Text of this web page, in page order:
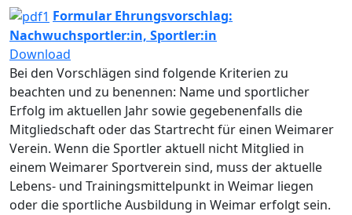
Formular Ehrungsvorschlag:
Nachwuchsportler:in, Sportler:in
Download
Bei den Vorschlägen sind folgende Kriterien zu
beachten und zu benennen: Name und sportlicher
Erfolg im aktuellen Jahr sowie gegebenenfalls die
Mitgliedschaft oder das Startrecht für einen Weimarer
Verein. Wenn die Sportler aktuell nicht Mitglied in
einem Weimarer Sportverein sind, muss der aktuelle
Lebens- und Trainingsmittelpunkt in Weimar liegen
oder die sportliche Ausbildung in Weimar erfolgt sein.